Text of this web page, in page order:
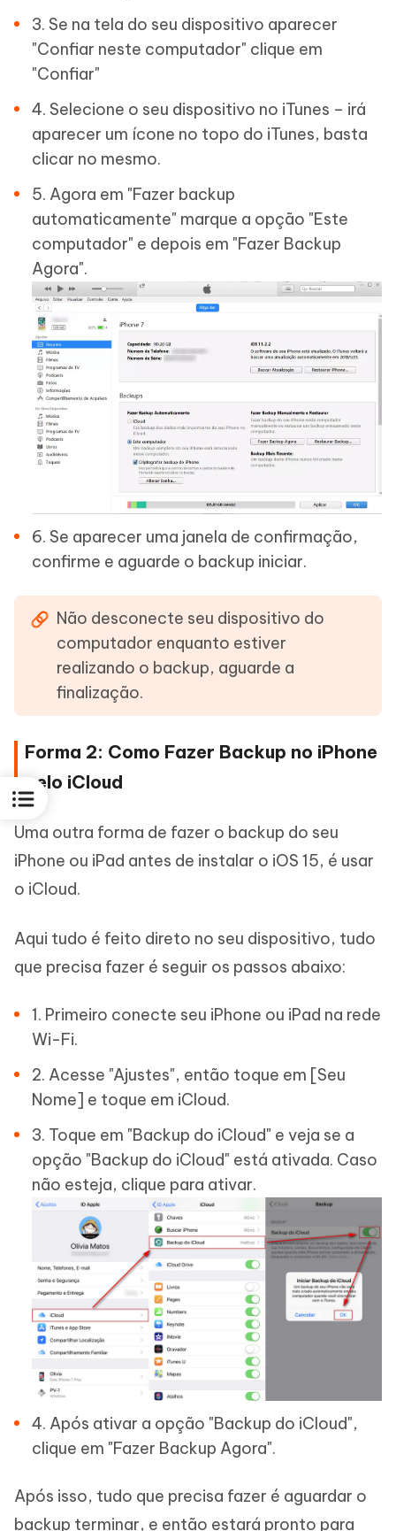
3. Se na tela do seu dispositivo aparecer
"Confiar neste computador" clique em
"Confiar"
4. Selecione o seu dispositivo no iTunes – irá
aparecer um ícone no topo do iTunes, basta
clicar no mesmo.
5. Agora em "Fazer backup
automaticamente" marque a opção "Este
computador" e depois em "Fazer Backup
Agora".
6. Se aparecer uma janela de confirmação,
confirme e aguarde o backup iniciar.
Não desconecte seu dispositivo do
computador enquanto estiver
realizando o backup, aguarde a
finalização.
Forma 2: Como Fazer Backup no iPhone
pelo iCloud
Uma outra forma de fazer o backup do seu
iPhone ou iPad antes de instalar o iOS 15, é usar
o iCloud.
Aqui tudo é feito direto no seu dispositivo, tudo
que precisa fazer é seguir os passos abaixo:
1. Primeiro conecte seu iPhone ou iPad na rede
Wi-Fi.
2. Acesse "Ajustes", então toque em [Seu
Nome] e toque em iCloud.
3. Toque em "Backup do iCloud" e veja se a
opção "Backup do iCloud" está ativada. Caso
não esteja, clique para ativar.
4. Após ativar a opção "Backup do iCloud",
clique em "Fazer Backup Agora".
Após isso, tudo que precisa fazer é aguardar o
backup terminar, e então estará pronto para